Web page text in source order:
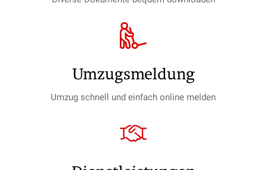
Umzugs­meldung
Umzug schnell und einfach online melden